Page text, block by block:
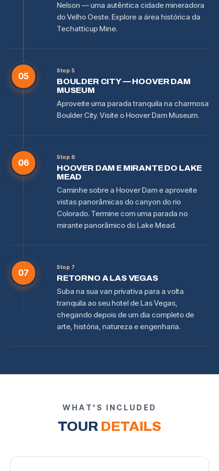
Nelson — uma autêntica cidade mineradora
do Velho Oeste. Explore a área histórica da
Techatticup Mine.
05
Stop 5
BOULDER CITY — HOOVER DAM
MUSEUM
Aproveite uma parada tranquila na charmosa
Boulder City. Visite o Hoover Dam Museum.
06
Stop 6
HOOVER DAM E MIRANTE DO LAKE
MEAD
Caminhe sobre a Hoover Dam e aproveite
vistas panorâmicas do canyon do rio
Colorado. Termine com uma parada no
mirante panorâmico do Lake Mead.
07
Stop 7
RETORNO A LAS VEGAS
Suba na sua van privativa para a volta
tranquila ao seu hotel de Las Vegas,
chegando depois de um dia completo de
arte, história, natureza e engenharia.
WHAT'S INCLUDED
TOUR DETAILS